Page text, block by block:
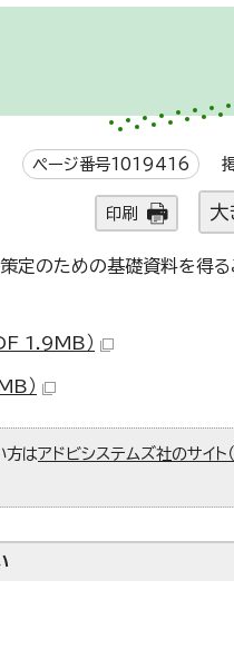
ページ番号1019416 掲
印刷 大
定のための基礎資料を得る
1.9MB）
）
方はアドビシステムズ社のサイト